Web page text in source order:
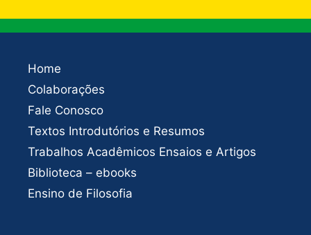
Home
Colaborações
Fale Conosco
Textos Introdutórios e Resumos
Trabalhos Acadêmicos Ensaios e Artigos
Biblioteca – ebooks
Ensino de Filosofia